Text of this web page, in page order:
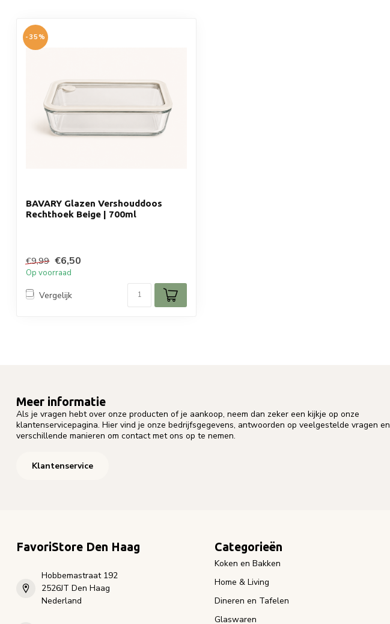
-35%
BAVARY Glazen Vershouddoos
Rechthoek Beige | 700ml
€9,99 €6,50
Op voorraad
Vergelijk
Meer informatie
Als je vragen hebt over onze producten of je aankoop, neem dan zeker een kijkje op onze
klantenservicepagina. Hier vind je onze bedrijfsgegevens, antwoorden op veelgestelde vragen en
verschillende manieren om contact met ons op te nemen.
Klantenservice
FavoriStore Den Haag
Hobbemastraat 192
2526JT Den Haag
Nederland
Categorieën
Koken en Bakken
Home & Living
Dineren en Tafelen
Glaswaren